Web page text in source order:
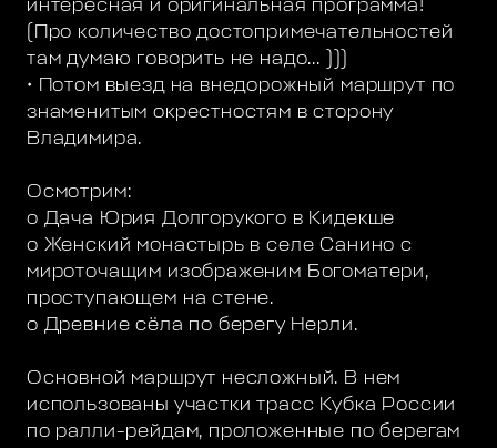
интересная и оригинальная программа!
(Про количество достопримечательностей
там думаю говорить не надо... )))
• Потом выезд на внедорожный маршрут по
знаменитым окрестностям в сторону
Владимира.
Осмотрим:
o Дача Юрия Долгорукого в Кидекше
o Женский монастырь в селе Санино с
мироточащим изображеним Богоматери,
проступающем на стене.
o Древние сёла по берегу Нерли.
Основной маршрут несложный. В нем
использованы участки трасс Кубка России
по ралли-рейдам, проложенные по берегам